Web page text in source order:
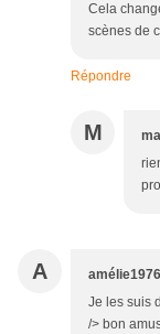
Cela
scènes de
Répondre
M
A amélie1976
Je les suis
/> bon